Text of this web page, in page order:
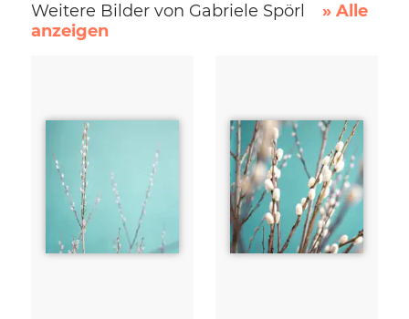
Weitere Bilder von Gabriele Spörl
» Alle
anzeigen